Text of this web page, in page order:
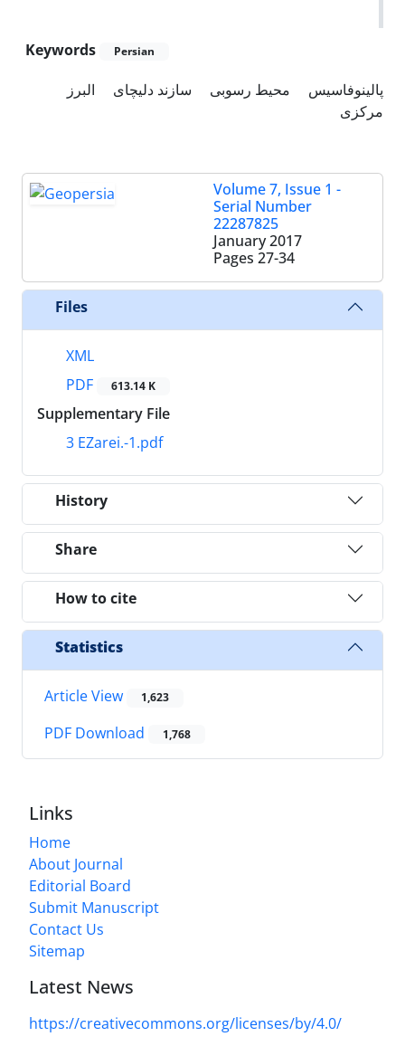
Keywords Persian
پالینوفاسیس محیط رسوبی سازند دلیچای
البرز
مرکزی
Volume 7, Issue 1 -
Serial Number
22287825
January 2017
Pages 27-34
Files
XML
PDF
613.14 K
Supplementary File
3 EZarei.-1.pdf
History
Share
How to cite
Statistics
Article View 1,623
PDF Download 1,768
Links
Home
About Journal
Editorial Board
Submit Manuscript
Contact Us
Sitemap
Latest News
https://creativecommons.org/licenses/by/4.0/